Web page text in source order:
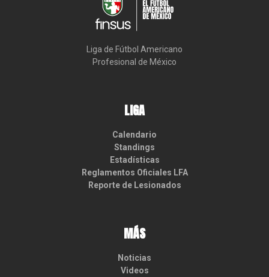
Liga de Fútbol Americano
Profesional de México
LIGA
Calendario
Standings
Estadísticas
Reglamentos Oficiales LFA
Reporte de Lesionados
MÁS
Noticias
Videos